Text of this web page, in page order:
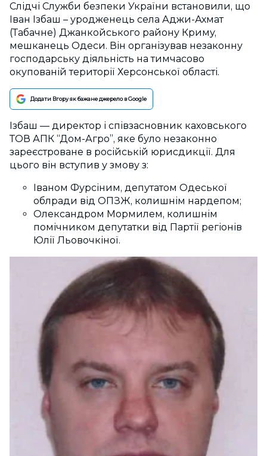
Слідчі Служби безпеки України встановили, що
Іван Ізбаш – уродженець села Аджи-Ахмат
(Табачне) Джанкойського району Криму,
мешканець Одеси. Він організував незаконну
господарську діяльність на тимчасово
окупованій території Херсонської області.
Додати Вгору як бажане джерело в Google
Ізбаш — директор і співзасновник каховського
ТОВ АПК “Дом-Агро”, яке було незаконно
зареєстроване в російській юрисдикції. Для
цього він вступив у змову з:
Іваном Фурсіним, депутатом Одеської
облради від ОПЗЖ, колишнім нардепом;
Олександром Мормилем, колишнім
помічником депутатки від Партії регіонів
Юлії Льовочкіної.